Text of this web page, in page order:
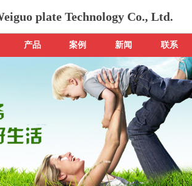
plate Technology Co., Ltd.
产品 案例 新闻 联系